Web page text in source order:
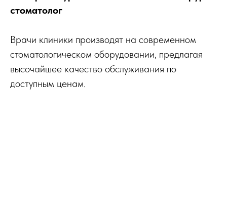
стоматолог
Врачи клиники производят на современном
стоматологическом оборудовании, предлагая
высочайшее качество обслуживания по
доступным ценам.